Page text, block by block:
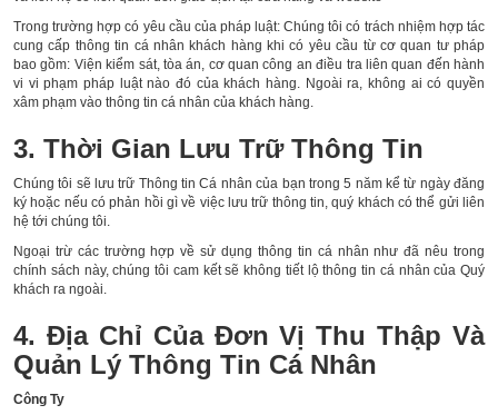
Trong trường hợp có yêu cầu của pháp luật: Chúng tôi có trách nhiệm hợp tác
cung cấp thông tin cá nhân khách hàng khi có yêu cầu từ cơ quan tư pháp
bao gồm: Viện kiểm sát, tòa án, cơ quan công an điều tra liên quan đến hành
vi vi phạm pháp luật nào đó của khách hàng. Ngoài ra, không ai có quyền
xâm phạm vào thông tin cá nhân của khách hàng.
3. Thời Gian Lưu Trữ Thông Tin
Chúng tôi sẽ lưu trữ Thông tin Cá nhân của bạn trong 5 năm kể từ ngày đăng
ký hoặc nếu có phản hồi gì về việc lưu trữ thông tin, quý khách có thể gửi liên
hệ tới chúng tôi.
Ngoại trừ các trường hợp về sử dụng thông tin cá nhân như đã nêu trong
chính sách này, chúng tôi cam kết sẽ không tiết lộ thông tin cá nhân của Quý
khách ra ngoài.
4. Địa Chỉ Của Đơn Vị Thu Thập Và
Quản Lý Thông Tin Cá Nhân
Công Ty